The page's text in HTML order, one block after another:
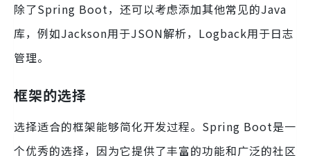
除了Spring Boot，还可以考虑添加其他常见的Java
库，例如Jackson用于JSON解析，Logback用于日志
管理。
框架的选择
选择适合的框架能够简化开发过程。Spring Boot是一
个优秀的选择，因为它提供了丰富的功能和广泛的社区